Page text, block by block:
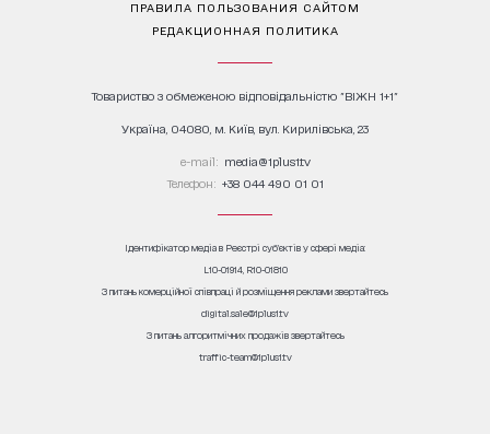
ПРАВИЛА ПОЛЬЗОВАНИЯ САЙТОМ
РЕДАКЦИОННАЯ ПОЛИТИКА
Товариство з обмеженою відповідальністю "ВІЖН 1+1"
Україна, 04080, м. Київ, вул. Кирилівська, 23
е-mail: media@1plus1.tv
Телефон: +38 044 490 01 01
Ідентифікатор медіа в Реєстрі суб’єктів у сфері медіа:
L10-01914, R10-01810
З питань комерційної співпраці й розміщення реклами звертайтесь
digital.sale@1plus1.tv
З питань алгоритмічних продажів звертайтесь
traffic-team@1plus1.tv